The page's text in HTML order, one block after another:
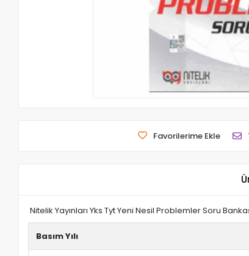
Favorilerime Ekle
Nitelik Yayınları Yks Tyt Yeni Nesil Problemler Soru
Basım Yılı